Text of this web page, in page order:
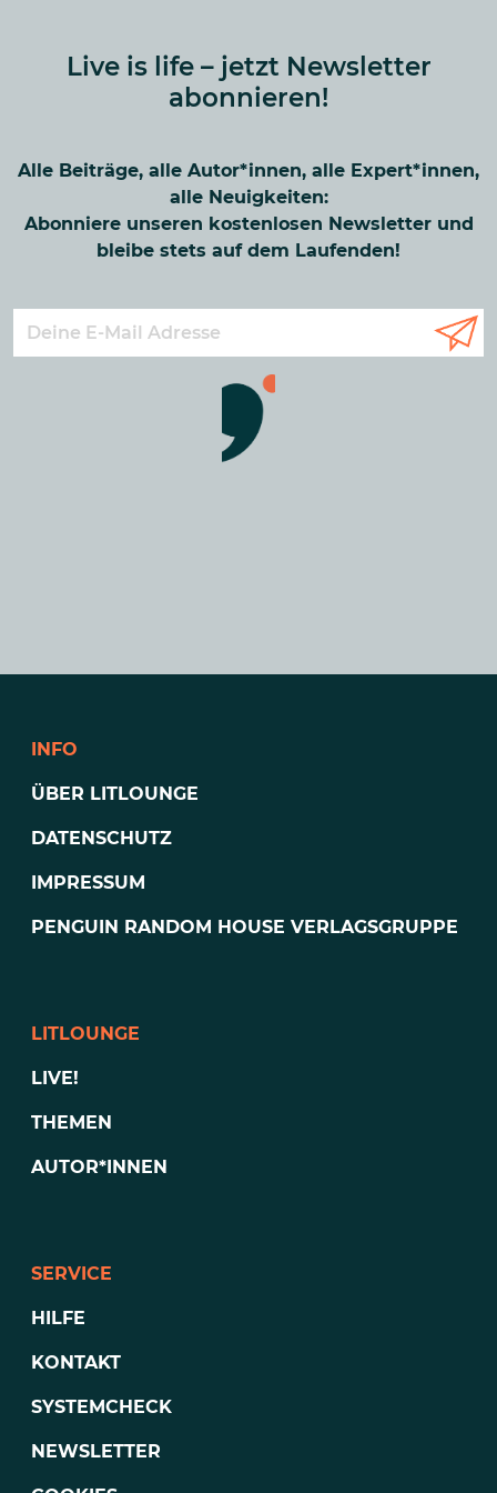
Live is life – jetzt Newsletter
abonnieren!
Alle Beiträge, alle Autor*innen, alle Expert*innen,
alle Neuigkeiten:
Abonniere unseren kostenlosen Newsletter und
bleibe stets auf dem Laufenden!
INFO
ÜBER LITLOUNGE
DATENSCHUTZ
IMPRESSUM
PENGUIN RANDOM HOUSE VERLAGSGRUPPE
LITLOUNGE
LIVE!
THEMEN
AUTOR*INNEN
SERVICE
HILFE
KONTAKT
SYSTEMCHECK
NEWSLETTER